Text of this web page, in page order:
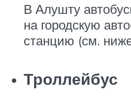
В Алушту
на городскую
станцию (см.
Троллейбус